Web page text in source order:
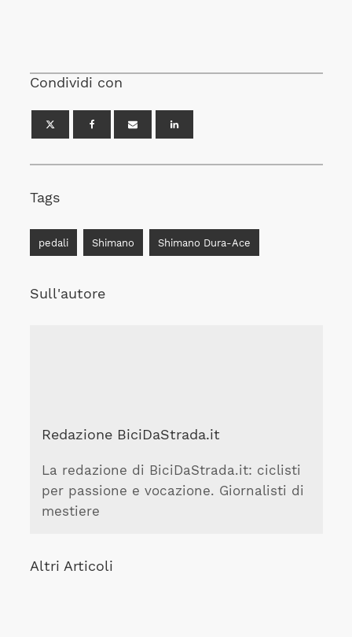
Condividi con
Tags
pedali Shimano Shimano Dura-Ace
Sull'autore
Redazione BiciDaStrada.it
La redazione di BiciDaStrada.it: ciclisti
per passione e vocazione. Giornalisti di
mestiere
Altri Articoli